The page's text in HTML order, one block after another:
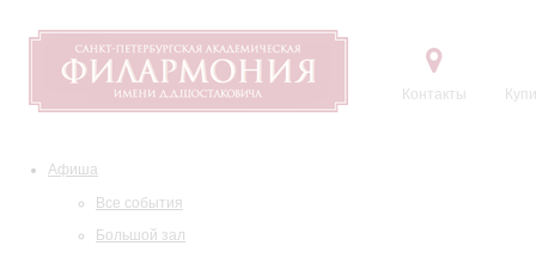
Контакты
Афиша
Все события
Большой зал